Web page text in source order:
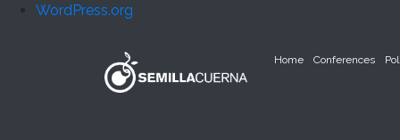
WordPress.org
Home Conferences